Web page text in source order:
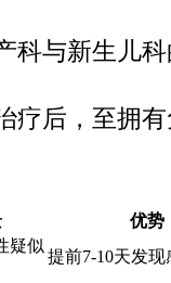
科与新生儿
疗后，至拥
优势
疑似
提前7-10天发现